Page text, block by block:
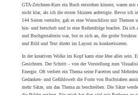
GTA-Zeichnen-Kurs ein Buch entstehen könnte, waren
nicht klar, als ich die ersten Skizzen anfertigte. Bevor ich
144 Seiten verteilte, gab es eine Wunschliste mit Themen
hin- und herschob und in eine Reihenfolge brachte. Da ich
und Buchgestalterin war, bot es sich an, die grobe Struktur
und Bild und Text direkt im Layout zu konkretisieren.
In der kreativen Wolke im Kopf kann eine Idee alles sein.
Gesichtern. Der Schritt – von der Vorstellung zum
Energie. Oft verliert ein Thema seine Facetten und
Gedanken- und Gefühlswelt die Form von Buchstaben
mehr Sätze, um das Thema zu beschreiben. Die Sätze